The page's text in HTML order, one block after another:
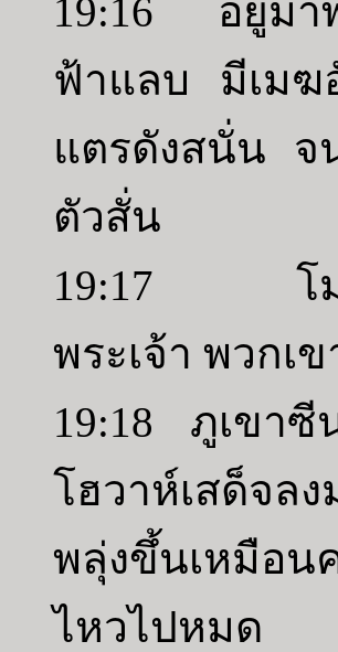
19:16 อยู่มา
ฟ้าแลบ มีเมฆ
แตรดังสนั่น จ
ตัวสั่น
19:17 โมเส
พระเจ้า พวกเ
19:18 ภูเขาซี
โฮวาห์เสด็จล
พลุ่งขึ้นเหมือ
ไหวไปหมด